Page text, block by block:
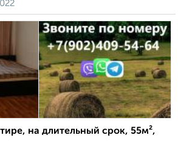
на длительный срок, 55м²,